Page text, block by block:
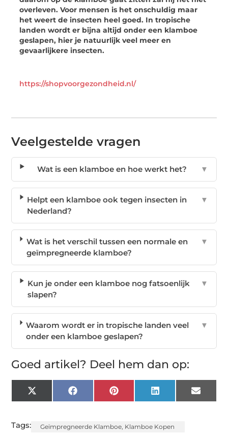
overleven. Voor mensen is het onschuldig maar
het weert de insecten heel goed. In tropische
landen wordt er bijna altijd onder een klamboe
geslapen, hier je natuurlijk veel meer en
gevaarlijkere insecten.
https://shopvoorgezondheid.nl/
Veelgestelde vragen
Wat is een klamboe en hoe werkt het? ▼
Helpt een klamboe ook tegen insecten in
Nederland?
▼
Wat is het verschil tussen een normale en
geïmpregneerde klamboe?
▼
Kun je onder een klamboe nog fatsoenlijk
slapen?
▼
Waarom wordt er in tropische landen veel
onder een klamboe geslapen?
▼
Goed artikel? Deel hem dan op:
X
(Twitter)
FacebookPinterest LinkedIn Email
Tags: Geïmpregneerde Klamboe, Klamboe Kopen